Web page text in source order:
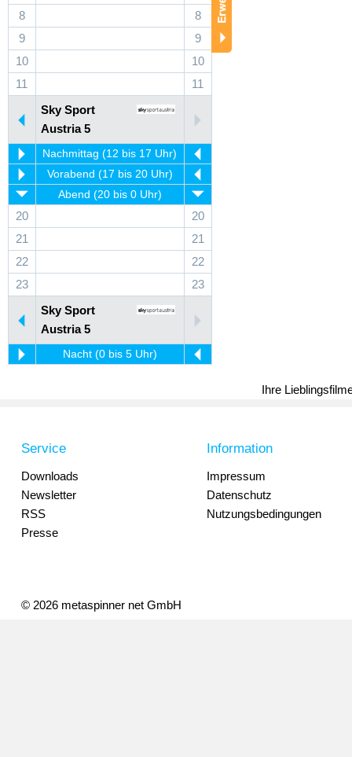
8
8
9
9
10
10
11
11
Sky Sport
Austria 5
Nachmittag (12 bis 17 Uhr)
Vorabend (17 bis 20 Uhr)
Abend (20 bis 0 Uhr)
20
20
21
21
22
22
23
23
Sky Sport
Austria 5
Nacht (0 bis 5 Uhr)
Ihre
Service
Downloads
Newsletter
RSS
Presse
Information
Impressum
Datenschutz
Nutzungsbedingungen
© 2026 metaspinner net GmbH